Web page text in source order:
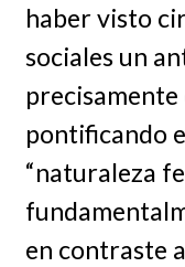
haber visto
sociales un
pontificando
“naturaleza
en contraste